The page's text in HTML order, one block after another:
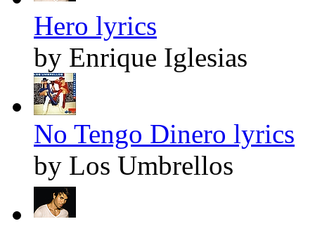
Hero lyrics
by Enrique Iglesias
No Tengo Dinero lyrics
by Los Umbrellos